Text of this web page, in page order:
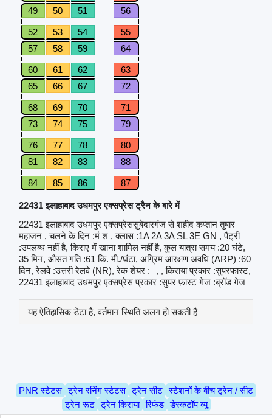
49
50 51 56
52 53 54
55
57
58 59 64
60 61 62
63
65
66 67 72
68 69 70
71
73
74 75 79
76 77 78
80
81
82 83 88
84 85 86 87
22431 इलाहाबाद उधमपुर एक्सप्रेस ट्रैन के बारे में
22431 इलाहाबाद उधमपुर एक्सप्रेससुबेदारगंज से शहीद कप्तान तुषार
महाजन , चलने के दिन :मं श , क्लास :1A 2A 3A SL 3E GN , पैंट्री
:उपलब्ध नहीं है, किराए में खाना शामिल नहीं है, कुल यात्रा समय :20 घंटे,
35 मिन, औसत गति :61 कि. मी./घंटा, अग्रिम आरक्षण अवधि (ARP) :60
दिन, रेलवे :उत्तरी रेलवे (NR), रेक शेयर :
, , किराया प्रकार :सुपरफास्ट,
22431 इलाहाबाद उधमपुर एक्सप्रेस प्रकार :सुपर फ़ास्ट गेज :ब्रॉड गेज
यह ऐतिहासिक डेटा है, वर्तमान स्थिति अलग हो सकती है
PNR स्टेटस ट्रेन रनिंग स्टेटस ट्रेन सीट स्टेशनों के बीच ट्रेन / सीट
ट्रेन रूट ट्रेन किराया रिफंड डेस्कटॉप व्यू